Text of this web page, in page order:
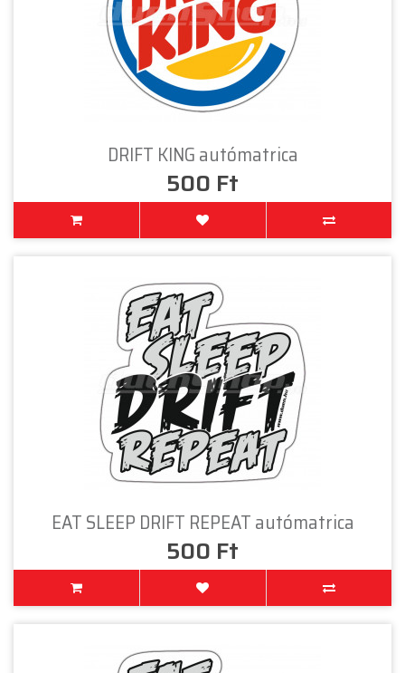
DRIFT KING autómatrica
500 Ft
EAT SLEEP DRIFT REPEAT autómatrica
500 Ft